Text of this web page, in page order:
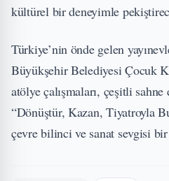
kültürel bir deneyimle
Türkiye’nin önde gelen
Büyükşehir Belediyesi Çocuk
atölye çalışmaları, çeşitli
“Dönüştür, Kazan, Tiyatroyla
çevre bilinci ve sanat sevgisi bir